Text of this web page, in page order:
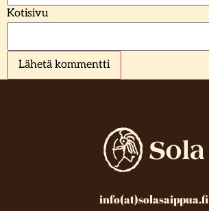
Kotisivu
info(at)solasaippua.fi